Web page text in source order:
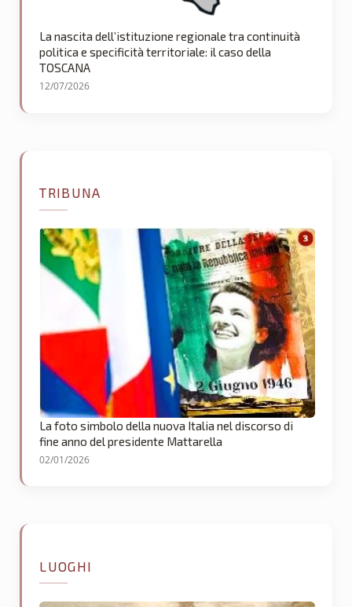
La nascita dell’istituzione regionale tra continuità
politica e specificità territoriale: il caso della
TOSCANA
12/07/2026
TRIBUNA
La foto simbolo della nuova Italia nel discorso di
fine anno del presidente Mattarella
02/01/2026
LUOGHI